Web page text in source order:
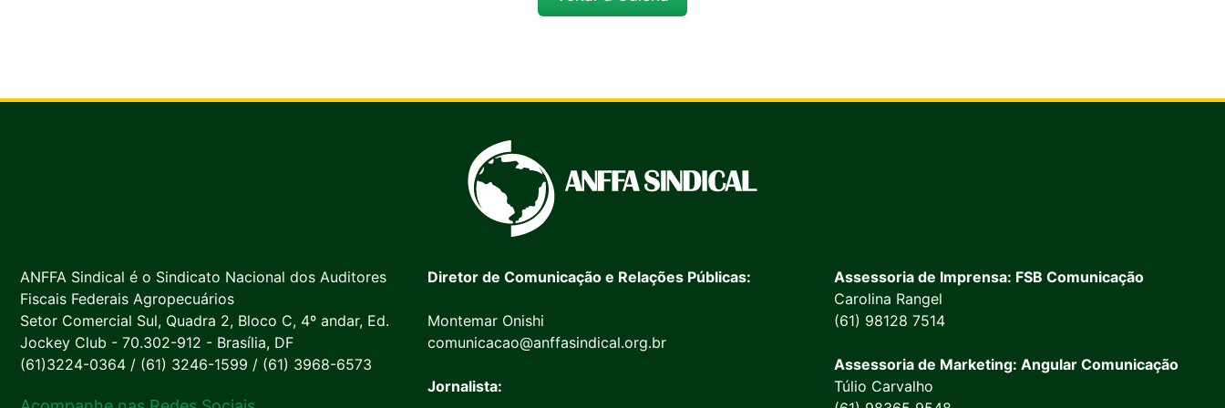
ANFFA Sindical é o Sindicato Nacional dos Auditores
Fiscais Federais Agropecuários
Setor Comercial Sul, Quadra 2, Bloco C, 4º andar, Ed.
Jockey Club - 70.302-912 - Brasília, DF
(61)3224-0364 / (61) 3246-1599 / (61) 3968-6573
Diretor de Comunicação e Relações Públicas:
Montemar Onishi
comunicacao@anffasindical.org.br
Jornalista:
Assessoria de Imprensa: FSB Comunicação
Carolina Rangel
(61) 98128 7514
Assessoria de Marketing: Angular Comunicação
Túlio Carvalho